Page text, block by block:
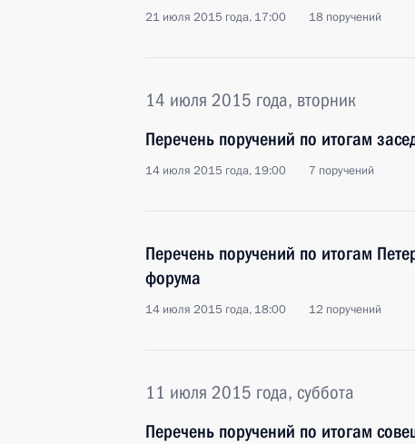
21 июля 2015 года, 17:00 18 поручений
14 июля 2015 года, вторник
Перечень поручений по итогам
14 июля 2015 года, 19:00 7 поручений
Перечень поручений по итогам
форума
14 июля 2015 года, 18:00 12 поручений
11 июля 2015 года, суббота
Перечень поручений по итогам